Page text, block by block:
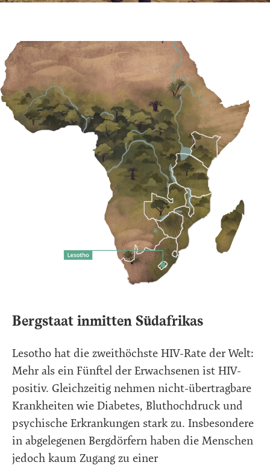
Bergstaat inmitten Südafrikas
Lesotho hat die zweithöchste HIV-Rate der Welt:
Mehr als ein Fünftel der Erwachsenen ist HIV-
positiv. Gleichzeitig nehmen nicht-übertragbare
Krankheiten wie Diabetes, Bluthochdruck und
psychische Erkrankungen stark zu. Insbesondere
in abgelegenen Bergdörfern haben die Menschen
jedoch kaum Zugang zu einer